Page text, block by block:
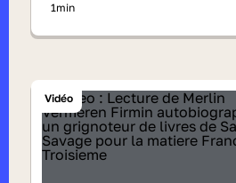
1min
Vidéo